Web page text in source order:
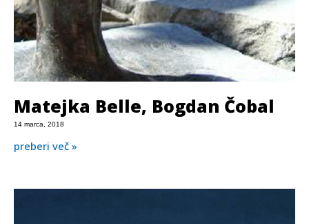
Matejka Belle, Bogdan Čobal
14 marca, 2018
preberi več »